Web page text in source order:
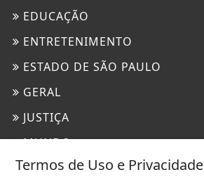
EDUCAÇÃO
ENTRETENIMENTO
ESTADO DE SÃO PAULO
GERAL
JUSTIÇA
MUNDO
POLICIAL
Termos de Uso e Privacidade